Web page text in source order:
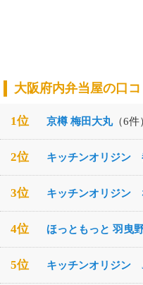
大阪府内弁当屋の口
1位 京樽 梅田大丸（6件
2位 キッチンオリジン
3位 キッチンオリジン
4位 ほっともっと 羽曳
5位 キッチンオリジン